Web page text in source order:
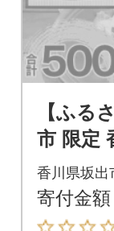
【ふる
市 限定
ーブ豚
ハム&ポ
種 セッ
香川県坂出
寄付金額